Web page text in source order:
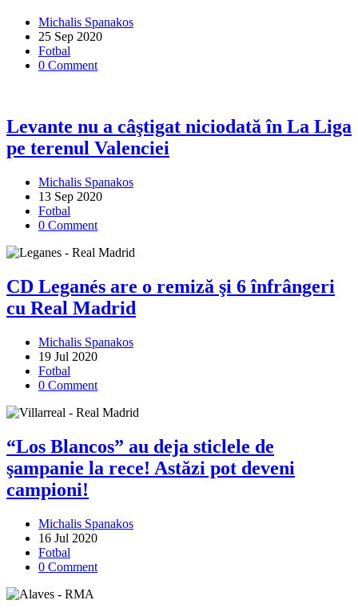
Michalis Spanakos
25 Sep 2020
Fotbal
0 Comment
Levante nu a câştigat niciodată în La Liga
pe terenul Valenciei
Michalis Spanakos
13 Sep 2020
Fotbal
0 Comment
CD Leganés are o remiză şi 6 înfrângeri
cu Real Madrid
Michalis Spanakos
19 Jul 2020
Fotbal
0 Comment
“Los Blancos” au deja sticlele de
şampanie la rece! Astăzi pot deveni
campioni!
Michalis Spanakos
16 Jul 2020
Fotbal
0 Comment